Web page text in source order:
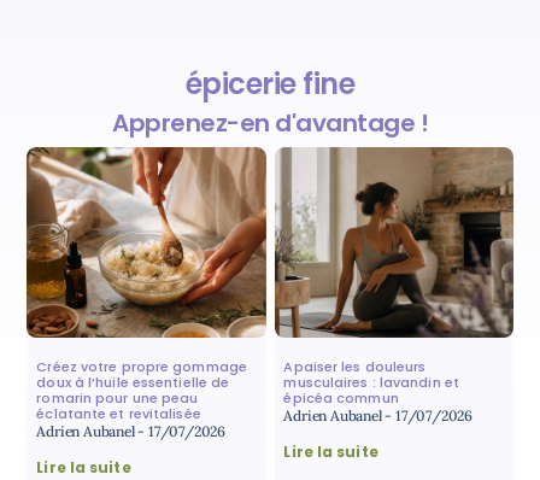
épicerie fine
Apprenez-en d'avantage !
Créez votre propre gommage
doux à l’huile essentielle de
romarin pour une peau
éclatante et revitalisée
Adrien Aubanel 17/07/2026
Lire la suite
Apaiser les douleurs
musculaires : lavandin et
épicéa commun
Adrien Aubanel 17/07/2026
Lire la suite